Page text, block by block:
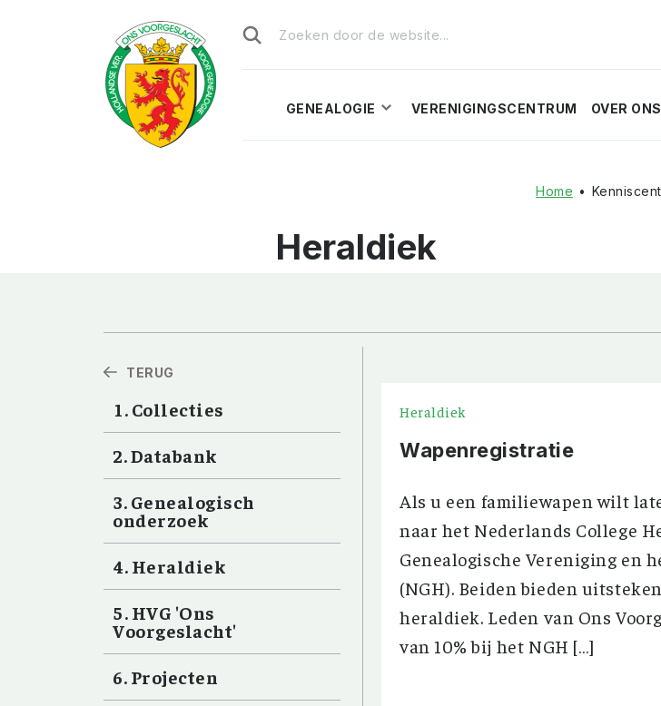
naar:
GENEALOGIE VERENIGINGSCENTRUM OVER ONS
Home •
Heraldiek
TERUG
Collecties
Databank
Genealogisch
onderzoek
Heraldiek
HVG 'Ons
Voorgeslacht'
Projecten
Heraldiek
Wapenregistratie
Als u een familiewapen wilt
naar het Nederlands College
Genealogische Vereniging en
(NGH). Beiden bieden
heraldiek. Leden van Ons
van 10% bij het NGH […]